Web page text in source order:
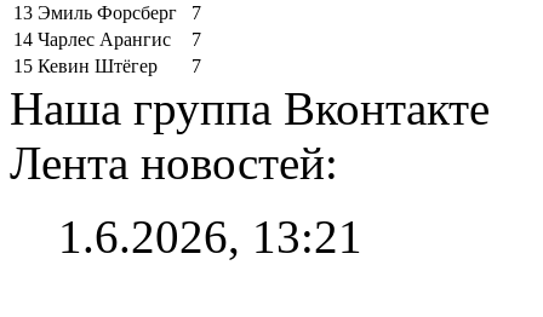
13 Эмиль Форсберг
7
14 Чарлес Арангис
7
15 Кевин Штёгер 7
Наша группа Вконтакте
Лента новостей:
1.6.2026, 13:21